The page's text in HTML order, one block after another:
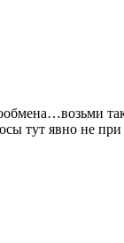
тут явно не